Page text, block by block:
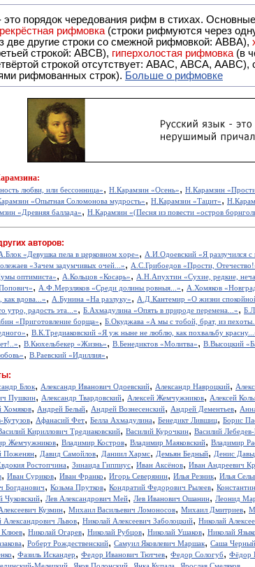
это порядок чередования рифм в стихах.
рифмовка (строки рифмуются через
собой через две другие строки со смежной рифмовкой: ABBA),
строкой: АBCB), гиперхолостая рифмовка (в
отсутствует: ABAC, ABCA, AABC), смешанная или вольная рифмовка (рифмовка в сложных строфах с различными
рифмованных строк). Больше о рифмовке
любви, или бессонница», Н.Карамзин «Осень», Н.Карамзин
«Опытная Соломонова мудрость», Н.Карамзин «Тацит»,
«Древняя баллада», Н.Карамзин «(Песня из повести «остров
авторов:
«Девушка пела в церковном хоре», А.И.Одоевский «Я разлучился с
«Зачем задумчивых очей...», А.С.Грибоедов «Прости,
оптимиста», А.Кольцов «Косарь», А.Н.Апухтин «Сухие, редкие,
, А.Ф.Мерзляков «Среди долины ровныя...», А.Хомяков
как вдова...», А.Бунина «На разлуку», А.Д.Кантемир «О жизни
утро, радость эта...», Б.Ахмадулина «Опять в природе перемена...»,
«Приготовление борща», Б.Окуджава «А мы с тобой, брат, из
, В.К.Тредиаковский «Я уж ныне не люблю, как похвальбу
, В.Кюхельбекер «Жизнь», В.Бенедиктов «Молитва», В.Высоцкий
, В.Раевский «Идиллия»,
Блок, Александр Иванович Одоевский, Александр Навроцкий,
Пушкин, Александр Твардовский, Алексей Жемчужников, Алексей
Хомяков, Андрей Белый, Андрей Вознесенский, Андрей Дементьев,
Кутузов, Афанасий Фет, Белла Ахмадулина, Бенедикт Лившиц, Борис
Кириллович Тредиаковский, Василий Курочкин, Василий
Жемчужников, Владимир Костров, Владимир Маяковский, Владимир
Поженян, Давид Самойлов, Даниил Хармс, Демьян Бедный, Денис
Ростопчина, Зинаида Гиппиус, Иван Аксёнов, Иван Андреевич
, Иван Суриков, Иван Франко, Игорь Северянин, Илья Резник, Илья
Богданович, Козьма Прутков, Кондратий Федорович Рылеев,
Чуковский, Лев Александрович Мей, Лев Иванович Ошанин, Леонид
Кузмин, Михаил Васильевич Ломоносов, Михаил Дмитриев,
Александрович Львов, Николай Алексеевич Заболоцкий, Николай
Клюев, Николай Огарев, Николай Рубцов, Николай Ушаков, Николай
, Роберт Рождественский, Самуил Яковлевич Маршак, Саша Черный
, Фазиль Искандер, Федор Иванович Тютчев, Федор Сологуб, Фёдор